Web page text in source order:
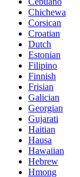
Chichewa
Corsican
Croatian
Dutch
Estonian
Filipino
Finnish
Frisian
Galician
Georgian
Gujarati
Haitian
Hausa
Hawaiian
Hebrew
Hmong